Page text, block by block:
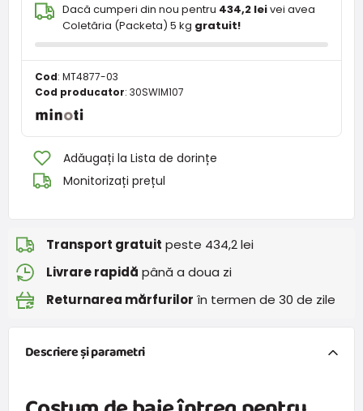
Dacă cumperi din nou pentru 434,2 leivei avea
Coletăria (Packeta) 5 kg gratuit!
Cod: MT4877-03
Cod producator: 30SWIM107
Adăugați la Lista de dorințe
Monitorizați prețul
Transport gratuit peste 434,2 lei
Livrare rapidă până a doua zi
Returnarea mărfurilor în termen de 30 de zile
Descriere și parametri